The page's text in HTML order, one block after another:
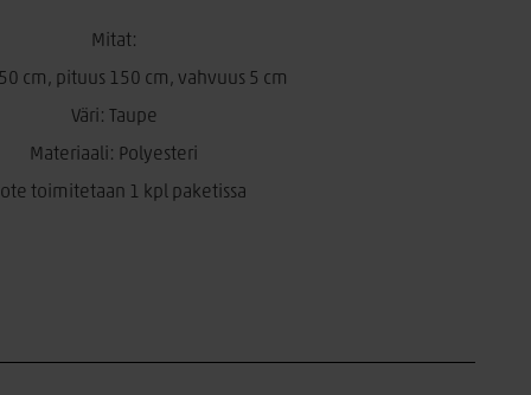
Mitat:
cm, pituus 150 cm, vahvuus 5 cm
Väri: Taupe
Materiaali: Polyesteri
toimitetaan 1 kpl paketissa